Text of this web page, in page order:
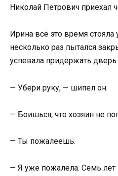
Николай Петрович приехал
Ирина всё это время
несколько раз пытался
успевала придержать дверь
— Убери руку, — шипел он.
— Боишься, что хозяин не
— Ты пожалеешь.
— Я уже пожалела. Семь лет